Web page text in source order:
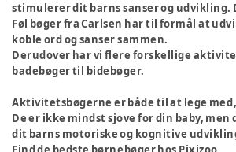
stimulerer dit barns sanser og udvikling.
Føl bøger fra Carlsen har til formål at
koble ord og sanser sammen.
Derudover har vi flere forskellige
badebøger til bidebøger.
Aktivitetsbøgerne er både til at lege
De er ikke mindst sjove for din baby, men
dit barns motoriske og kognitive